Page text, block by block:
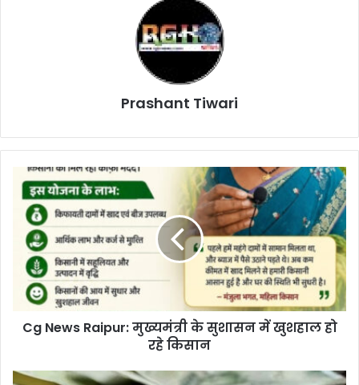
Prashant Tiwari
News
Raipur:
मुख्यमंत्री
सुशासन
खुशहाल
Cg News Raipur: मुख्यमंत्री के सुशासन में खुशहाल हो
रहे किसान
NPS: